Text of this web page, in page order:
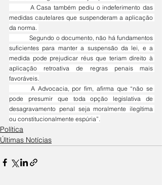
medidas cautelares que suspenderam a aplicação
da norma.
	Segundo o documento, não há fundamentos
suficientes para manter a suspensão da lei, e a
medida pode prejudicar réus que teriam direito à
aplicação retroativa de regras penais mais
favoráveis.
pode presumir que toda opção legislativa de
desagravamento penal seja moralmente ilegítima
ou constitucionalmente espúria”.
Política
Últimas Notícias